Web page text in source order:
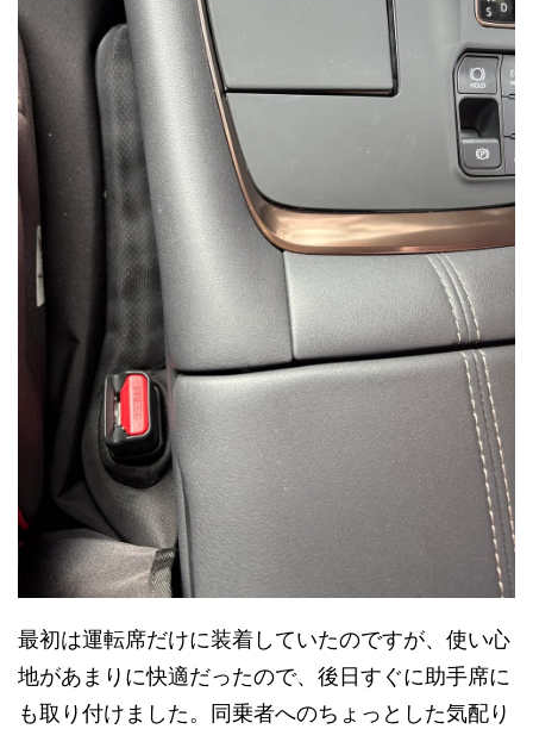
最初は運転席だけに装着していたのですが、使い心
地があまりに快適だったので、後日すぐに助手席に
も取り付けました。同乗者へのちょっとした気配り